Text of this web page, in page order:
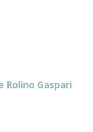
Rolino Gaspari